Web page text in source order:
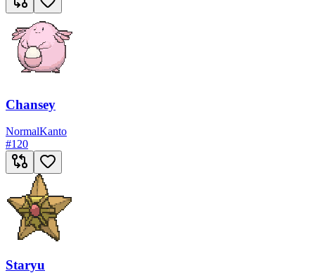
Chansey
NormalKanto
#120
Staryu